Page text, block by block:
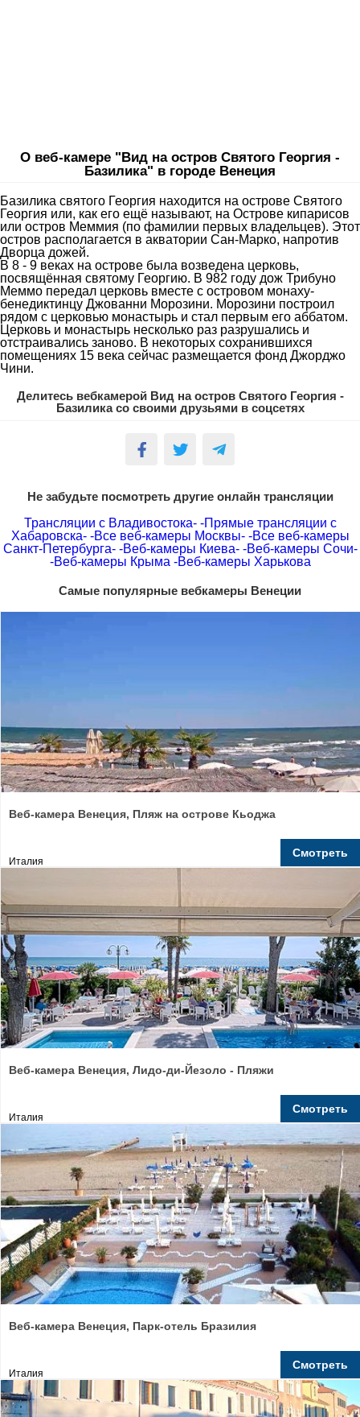
О веб-камере "Вид на остров Святого Георгия -
Базилика" в городе Венеция
Базилика святого Георгия находится на острове Святого
Георгия или, как его ещё называют, на Острове кипарисов
или остров Меммия (по фамилии первых владельцев). Этот
остров располагается в акватории Сан-Марко, напротив
Дворца дожей.
В 8 - 9 веках на острове была возведена церковь,
посвящённая святому Георгию. В 982 году дож Трибуно
Меммо передал церковь вместе с островом монаху-
бенедиктинцу Джованни Морозини. Морозини построил
рядом с церковью монастырь и стал первым его аббатом.
Церковь и монастырь несколько раз разрушались и
отстраивались заново. В некоторых сохранившихся
помещениях 15 века сейчас размещается фонд Джорджо
Чини.
Делитесь вебкамерой Вид на остров Святого Георгия -
Базилика со своими друзьями в соцсетях
Не забудьте посмотреть другие онлайн трансляции
Трансляции с Владивостока- -Прямые трансляции с
Хабаровска- -Все веб-камеры Москвы- -Все веб-камеры
Санкт-Петербурга- -Веб-камеры Киева- -Веб-камеры Сочи-
-Веб-камеры Крыма -Веб-камеры Харькова
Самые популярные вебкамеры Венеции
Веб-камера Венеция, Пляж на острове Кьоджа
Италия
Смотреть
Веб-камера Венеция, Лидо-ди-Йезоло - Пляжи
Италия
Смотреть
Веб-камера Венеция, Парк-отель Бразилия
Италия
Смотреть